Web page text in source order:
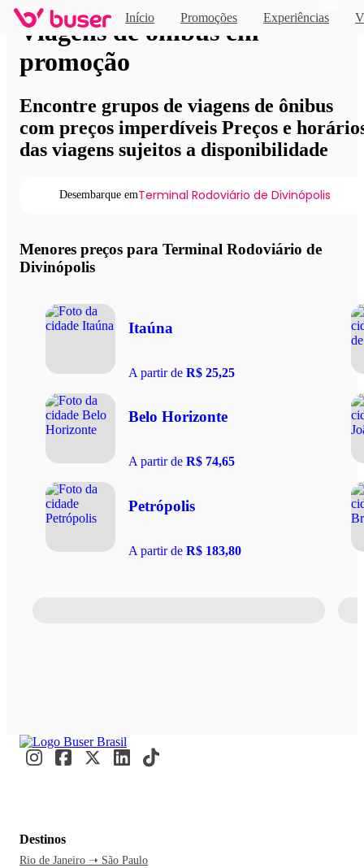
Início Promoções Experiências
Viagens de ônibus em
promoção
Encontre grupos de viagens de ônibus
com preços imperdíveis Preços e
das viagens sujeitos a disponibilidade
Desembarque emTerminal Rodoviário de Divinópolis
Menores preços para Terminal Rodoviário de
Divinópolis
Itaúna
A partir de R$ 25,25
Belo Horizonte
A partir de R$ 74,65
Petrópolis
A partir de R$ 183,80
Destinos
Rio de Janeiro ➝ São Paulo